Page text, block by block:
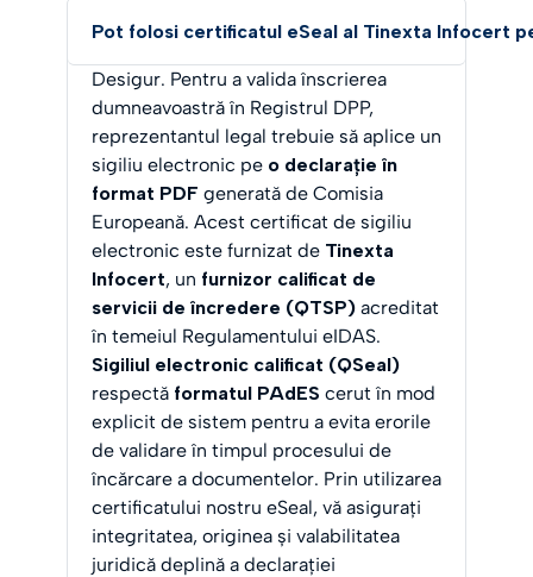
Pot folosi certificatul eSeal al Tinexta Infocert
Desigur. Pentru a valida înscrierea
dumneavoastră în Registrul DPP,
reprezentantul legal trebuie să aplice un
sigiliu electronic pe o declarație în
format PDF generată de Comisia
Europeană. Acest certificat de sigiliu
electronic este furnizat de Tinexta
Infocert, un furnizor calificat de
servicii de încredere (QTSP) acreditat
în temeiul Regulamentului eIDAS.
Sigiliul electronic calificat (QSeal)
respectă formatul PAdES cerut în mod
explicit de sistem pentru a evita erorile
de validare în timpul procesului de
încărcare a documentelor. Prin utilizarea
certificatului nostru eSeal, vă asigurați
integritatea, originea și valabilitatea
juridică deplină a declarației